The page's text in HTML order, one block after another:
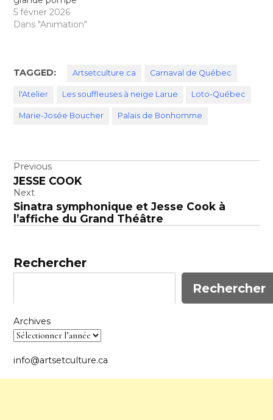
ce vendredi 6
février, dès 17 h (dès 12
d’activités dont la
accessibles avec
l’Effigie. Spectacles
musicaux, Défilés de
Bonhomme,…
5 février 2026
Dans "Animation"
TAGGED: Artsetculture.ca Carnaval de Québec
l'Atelier Les souffleuses à neige Larue Loto-Québec
Marie-Josée Boucher Palais de Bonhomme
Navigation
de
l’article
Previous
JESSE COOK
Next
Sinatra symphonique et Jesse Cook à
l’affiche du Grand Théâtre
Rechercher
Rechercher
Archives
info@artsetculture.ca